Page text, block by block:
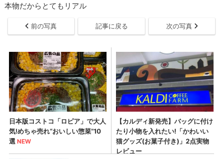
本物だからとてもリアル
前の写真 記事に戻る 次の写真